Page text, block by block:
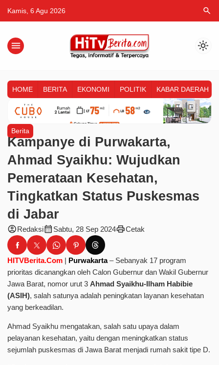
Kamis, 6 Agu 2026 search
menu light_mode
HOME BERITA EKONOMI POLITIK KABAR DAERAH
Berita
Kampanye di Purwakarta,
Ahmad Syaikhu: Wujudkan
Pemerataan Kesehatan,
Tingkatkan Status Puskesmas
di Jabar
account_circleRedaksicalendar_month Sabtu, 28 Sep 2024printCetak
HITVBerita.Com | Purwakarta– Sebanyak 17 program
prioritas dicanangkan oleh Calon Gubernur dan Wakil Gubernur
Jawa Barat, nomor urut 3 Ahmad Syaikhu-Ilham Habibie
(ASIH), salah satunya adalah peningkatan layanan kesehatan
yang berkeadilan.
Ahmad Syaikhu mengatakan, salah satu upaya dalam
pelayanan kesehatan, yaitu dengan meningkatkan status
sejumlah puskesmas di Jawa Barat menjadi rumah sakit tipe D.